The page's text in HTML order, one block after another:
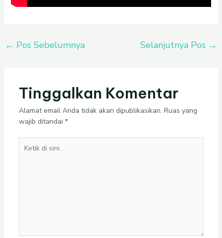
← Pos Sebelumnya Selanjutnya Pos →
Tinggalkan Komentar
Alamat email Anda tidak akan dipublikasikan. Ruas yang
wajib ditandai *